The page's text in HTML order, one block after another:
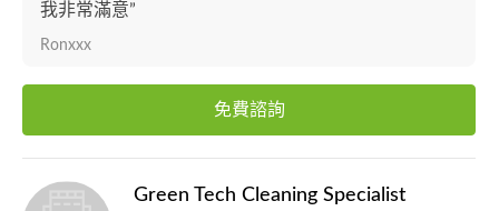
我非常滿意”
Ronxxx
免費諮詢
Green Tech Cleaning Specialist